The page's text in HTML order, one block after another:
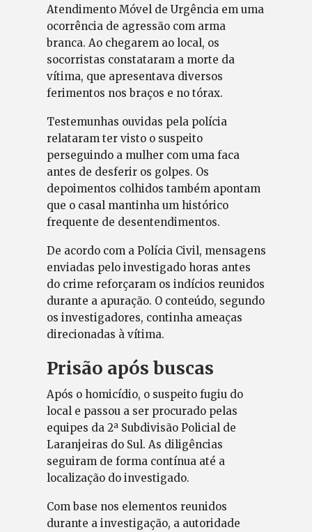
Atendimento Móvel de Urgência em uma
ocorrência de agressão com arma
branca. Ao chegarem ao local, os
socorristas constataram a morte da
vítima, que apresentava diversos
ferimentos nos braços e no tórax.
Testemunhas ouvidas pela polícia
relataram ter visto o suspeito
perseguindo a mulher com uma faca
antes de desferir os golpes. Os
depoimentos colhidos também apontam
que o casal mantinha um histórico
frequente de desentendimentos.
De acordo com a Polícia Civil, mensagens
enviadas pelo investigado horas antes
do crime reforçaram os indícios reunidos
durante a apuração. O conteúdo, segundo
os investigadores, continha ameaças
direcionadas à vítima.
Prisão após buscas
Após o homicídio, o suspeito fugiu do
local e passou a ser procurado pelas
equipes da 2ª Subdivisão Policial de
Laranjeiras do Sul. As diligências
seguiram de forma contínua até a
localização do investigado.
Com base nos elementos reunidos
durante a investigação, a autoridade